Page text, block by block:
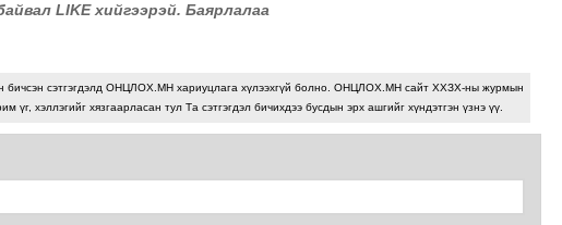
LIKE хийгээрэй. Баярлалаа
сэтгэгдэлд ОНЦЛОХ.МН хариуцлага хүлээхгүй болно. ОНЦЛОХ.МН сайт ХХЗХ-ны журмын
үг, хэллэгийг хязгаарласан тул Та сэтгэгдэл бичихдээ бусдын эрх ашгийг хүндэтгэн үзнэ үү.